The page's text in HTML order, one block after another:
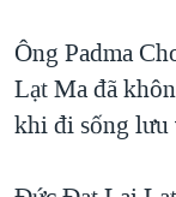
Ông Padma
Lạt Ma đã
khi đi sống lưu